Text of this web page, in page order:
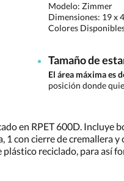
Modelo: Zimmer
Dimensiones: 19 x
Colores
Tamaño de
El área máxima es
posición donde
en RPET 600D.
1 con cierre de cremallera
plástico reciclado, para así